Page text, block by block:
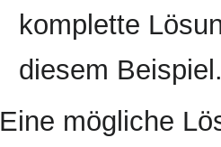
komplette
diesem
Eine mögliche